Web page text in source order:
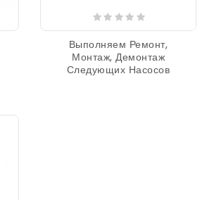
Выполняем Ремонт,
Монтаж, Демонтаж
Следующих Насосов